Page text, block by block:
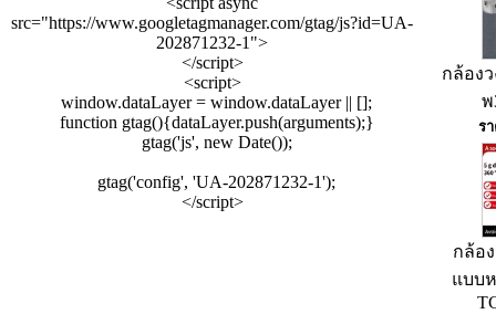
src="https://www.googletagmanager.com/gtag/js?id=UA-
202871232-1">
</script>
<script>
window.dataLayer = window.dataLayer || [];
function gtag(){dataLayer.push(arguments);}
gtag('js', new Date());
gtag('config', 'UA-202871232-1');
</script>
กล้อง
พ
ร
กล้อ
แบบ